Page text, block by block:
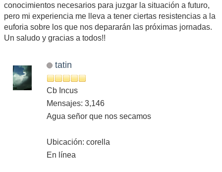
conocimientos necesarios para juzgar la situación a futuro,
pero mi experiencia me lleva a tener ciertas resistencias a la
euforia sobre los que nos depararán las próximas jornadas.
Un saludo y gracias a todos!!
tatin
Cb Incus
Mensajes: 3,146
Agua señor que nos secamos
Ubicación: corella
En línea